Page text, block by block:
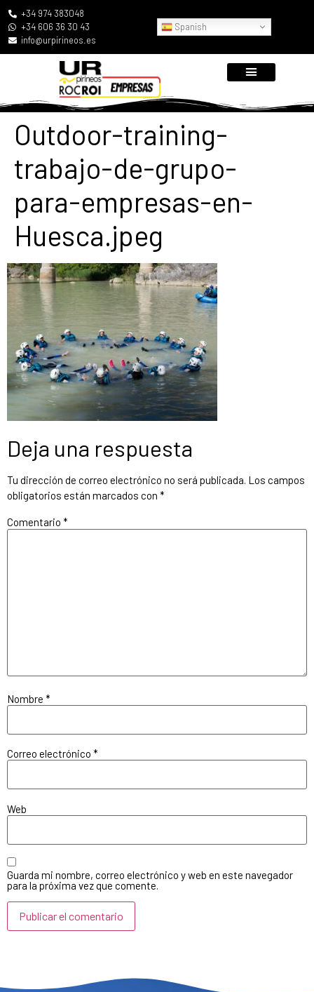
+34 974 383048
+34 606 36 30 43
info@urpirineos.es
Spanish
Outdoor-training-
trabajo-de-grupo-
para-empresas-en-
Huesca.jpeg
Deja una respuesta
Tu dirección de correo electrónico no será publicada. Los campos
obligatorios están marcados con *
Comentario *
Nombre *
Correo electrónico *
Web
Guarda mi nombre, correo electrónico y web en este navegador
para la próxima vez que comente.